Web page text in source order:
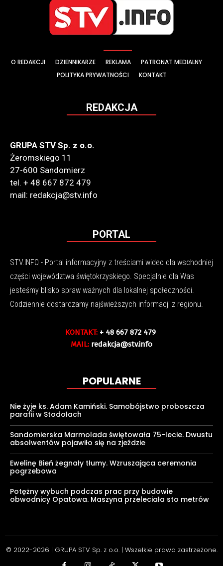
O REDAKCJI DZIENNIKARZE REKLAMA
PATRONAT MEDIALNY
POLITYKA PRYWATNOŚCI
KONTAKT
REDAKCJA
GRUPA STV Sp. z o.o.
Żeromskiego 11
27-600 Sandomierz
tel. + 48 667 872 479
mail: redakcja@stv.info
PORTAL
STV.INFO - Portal informacyjny z treściami wideo dla wschodniej
części województwa świętokrzyskiego. Specjalnie dla Was
jesteśmy blisko spraw ważnych dla lokalnej społeczności.
Codziennie dostarczamy najświeższych informacji z regionu.
KONTAKT: + 48 667 872 479
MAIL: redakcja@stv.info
POPULARNE
Nie żyje ks. Adam Kamiński. Samobójstwo proboszcza
parafii w Stodołach
Sandomierska Marmolada świętowała 75-lecie. Dwustu
absolwentów pojawiło się na zjeździe
Ewelinę Bień żegnały tłumy. Wzruszająca ceremonia
pogrzebowa
Potężny wybuch podczas prac przy budowie
obwodnicy Opatowa. Maszyna przeleciała sto metrów
© 2022-2026 | GRUPA STV Sp. z o.o. | Wszelkie prawa zastrzeżone.